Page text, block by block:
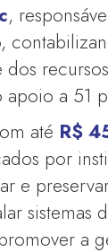
,
a 51
até R$
por
sistemas
a